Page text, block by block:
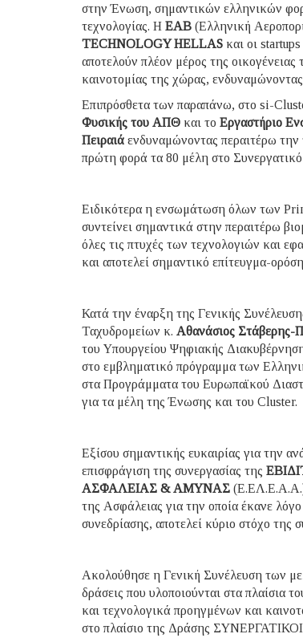
στην Ένωση, σημαντικών ελληνικών
τεχνολογίας. Η ΕΑΒ (Ελληνική
TECHNOLOGY HELLAS και οι startups
αποτελούν πλέον μέρος της
καινοτομίας της χώρας,
Επιπρόσθετα των παραπάνω, στο si-
Φυσικής του ΑΠΘ και το Εργαστήριο
Πειραιά ενδυναμώνοντας περαιτέρω την
πρώτη φορά τα 80 μέλη στο
Ειδικότερα η ενσωμάτωση όλων των
συντείνει σημαντικά στην περαιτέρω
όλες τις πτυχές των τεχνολογιών και
και αποτελεί σημαντικό επίτευγμα-
Κατά την έναρξη της Γενικής
Ταχυδρομείων κ. Αθανάσιος Στάβερης-
του Υπουργείου Ψηφιακής
στο εμβληματικό πρόγραμμα των
στα Προγράμματα του Ευρωπαϊκού
για τα μέλη της Ένωσης και του Cluster.
Εξίσου σημαντικής ευκαιρίας για την
επισφράγιση της συνεργασίας της
ΑΣΦΑΛΕΙΑΣ & ΑΜΥΝΑΣ (Ε.ΕΛ.Ε.Α.Α.).
της Ασφάλειας για την οποία έκανε
συνεδρίασης, αποτελεί κύριο στόχο της
Ακολούθησε η Γενική Συνέλευση των
δράσεις που υλοποιούνται στα πλαίσια
και τεχνολογικά προηγμένων και
στο πλαίσιο της Δράσης